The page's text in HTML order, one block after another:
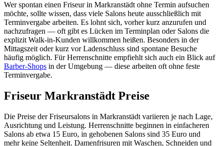
Wer spontan einen Friseur in Markranstädt ohne Termin aufsuchen
möchte, sollte wissen, dass viele Salons heute ausschließlich mit
Terminvergabe arbeiten. Es lohnt sich, vorher kurz anzurufen und
nachzufragen — oft gibt es Lücken im Terminplan oder Salons die
explizit Walk-in-Kunden willkommen heißen. Besonders in der
Mittagszeit oder kurz vor Ladenschluss sind spontane Besuche
häufig möglich. Für Herrenschnitte empfiehlt sich auch ein Blick auf
Barber-Shops in der Umgebung — diese arbeiten oft ohne feste
Terminvergabe.
Friseur Markranstädt Preise
Die Preise der Friseursalons in Markranstädt variieren je nach Lage,
Ausrichtung und Leistung. Herrenschnitte beginnen in einfacheren
Salons ab etwa 15 Euro, in gehobenen Salons sind 35 Euro und
mehr keine Seltenheit. Damenfrisuren mit Waschen, Schneiden und